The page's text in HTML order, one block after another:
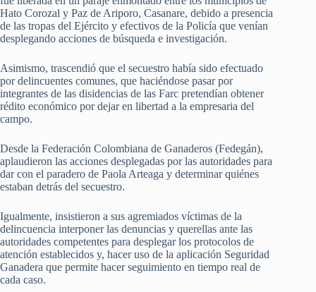
Hato Corozal y Paz de Ariporo, Casanare, debido a presencia
de las tropas del Ejército y efectivos de la Policía que venían
desplegando acciones de búsqueda e investigación.
Asimismo, trascendió que el secuestro había sido efectuado
por delincuentes comunes, que haciéndose pasar por
integrantes de las disidencias de las Farc pretendían obtener
rédito económico por dejar en libertad a la empresaria del
campo.
Desde la Federación Colombiana de Ganaderos (Fedegán),
aplaudieron las acciones desplegadas por las autoridades para
dar con el paradero de Paola Arteaga y determinar quiénes
estaban detrás del secuestro.
Igualmente, insistieron a sus agremiados víctimas de la
delincuencia interponer las denuncias y querellas ante las
autoridades competentes para desplegar los protocolos de
atención establecidos y, hacer uso de la aplicación Seguridad
Ganadera que permite hacer seguimiento en tiempo real de
cada caso.